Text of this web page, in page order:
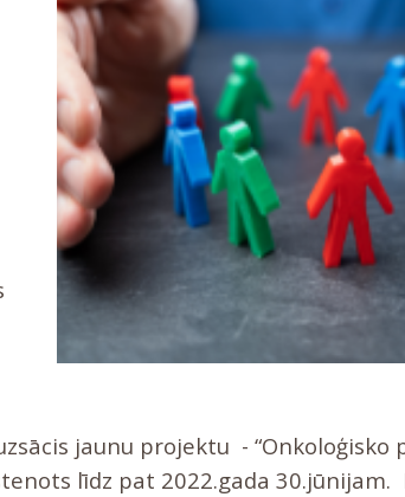
jaunu projektu - “Onkoloģisko
līdz pat 2022.gada